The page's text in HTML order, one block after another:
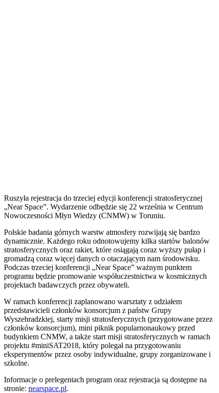
Ruszyła rejestracja do trzeciej edycji konferencji stratosferycznej
„Near Space”. Wydarzenie odbędzie się 22 września w Centrum
Nowoczesności Młyn Wiedzy (CNMW) w Toruniu.
Polskie badania górnych warstw atmosfery rozwijają się bardzo
dynamicznie. Każdego roku odnotowujemy kilka startów balonów
stratosferycznych oraz rakiet, które osiągają coraz wyższy pułap i
gromadzą coraz więcej danych o otaczającym nam środowisku.
Podczas trzeciej konferencji „Near Space” ważnym punktem
programu będzie promowanie współuczestnictwa w kosmicznych
projektach badawczych przez obywateli.
W ramach konferencji zaplanowano warsztaty z udziałem
przedstawicieli członków konsorcjum z państw Grupy
Wyszehradzkiej, starty misji stratosferycznych (przygotowane przez
członków konsorcjum), mini piknik popularnonaukowy przed
budynkiem CNMW, a także start misji stratosferycznych w ramach
projektu #miniSAT2018, który polegał na przygotowaniu
eksperymentów przez osoby indywidualne, grupy zorganizowane i
szkolne.
Informacje o prelegentach program oraz rejestracja są dostępne na
stronie: nearspace.pl.